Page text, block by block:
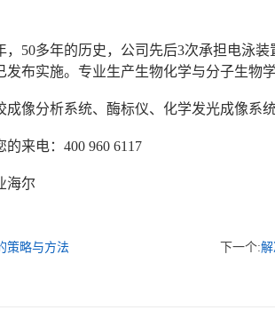
50多年的历史，公司先后3次承担电泳
布实施。专业生产生物化学与分子生物
像分析系统、酶标仪、化学发光成像系
来电：400 960 6117
海尔
策略与方法 下一个: